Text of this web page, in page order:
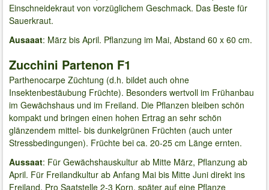
Einschneidekraut von vorzüglichem Geschmack. Das Beste für
Sauerkraut.
Ausaaat: März bis April. Pflanzung im Mai, Abstand 60 x 60 cm.
Zucchini Partenon F1
Parthenocarpe Züchtung (d.h. bildet auch ohne
Insektenbestäubung Früchte). Besonders wertvoll im Frühanbau
im Gewächshaus und im Freiland. Die Pflanzen bleiben schön
kompakt und bringen einen hohen Ertrag an sehr schön
glänzendem mittel- bis dunkelgrünen Früchten (auch unter
Stressbedingungen). Früchte bei ca. 20-25 cm Länge ernten.
Aussaat: Für Gewächshauskultur ab Mitte März, Pflanzung ab
April. Für Freilandkultur ab Anfang Mai bis Mitte Juni direkt ins
Freiland. Pro Saatstelle 2-3 Korn, später auf eine Pflanze